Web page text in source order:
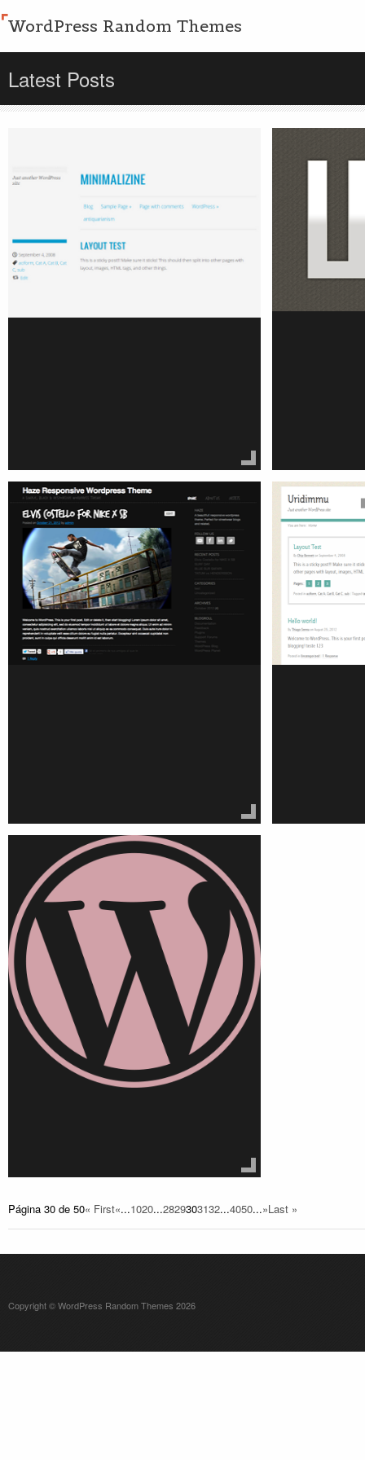
WordPress Random Themes
Latest Posts
Página 30 de 50« First«...1020...2829303132...4050...»Last »
Copyright © WordPress Random Themes 2026